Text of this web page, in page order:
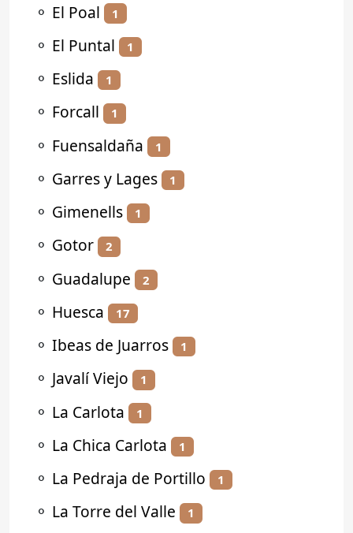
⚬ El Poal 1
⚬ El Puntal 1
⚬ Eslida 1
⚬ Forcall 1
⚬ Fuensaldaña 1
⚬ Garres y Lages 1
⚬ Gimenells 1
⚬ Gotor 2
⚬ Guadalupe 2
⚬ Huesca 17
⚬ Ibeas de Juarros 1
⚬ Javalí Viejo 1
⚬ La Carlota 1
⚬ La Chica Carlota 1
⚬ La Pedraja de Portillo 1
⚬ La Torre del Valle 1